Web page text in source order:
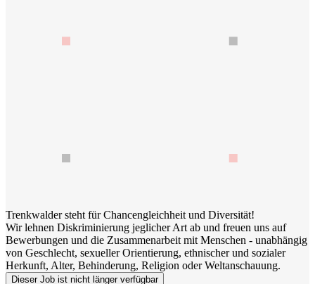
Trenkwalder steht für Chancengleichheit und Diversität!
Wir lehnen Diskriminierung jeglicher Art ab und freuen uns auf
Bewerbungen und die Zusammenarbeit mit Menschen - unabhängig
von Geschlecht, sexueller Orientierung, ethnischer und sozialer
Herkunft, Alter, Behinderung, Religion oder Weltanschauung.
Dieser Job ist nicht länger verfügbar